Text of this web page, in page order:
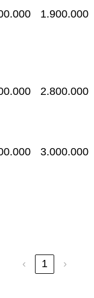
1.900.000
2.800.000
3.000.000
‹ 1 ›